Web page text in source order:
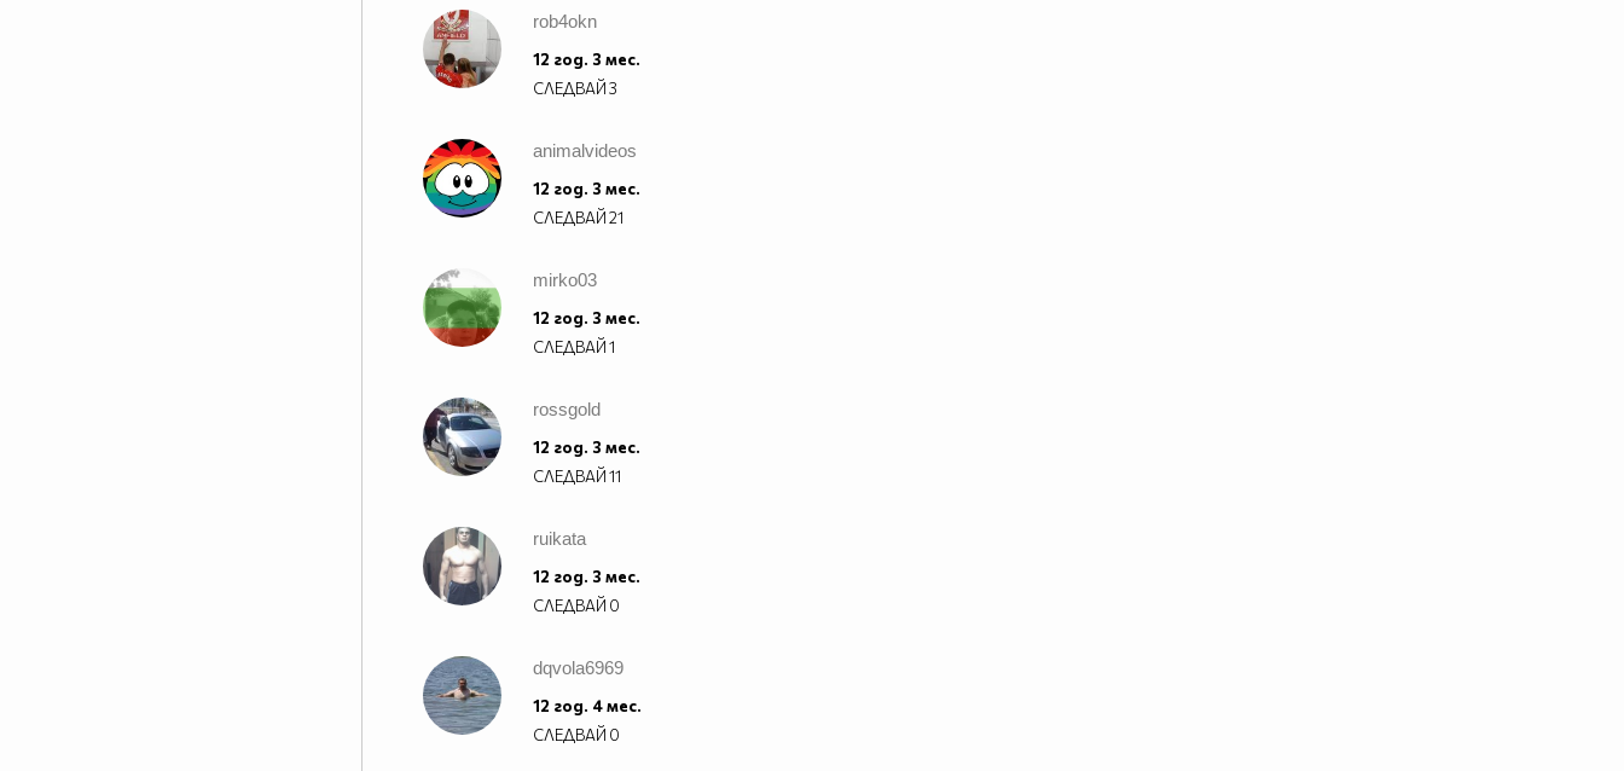
rob4okn
12 год. 3 мес.
СЛЕДВАЙ3
animalvideos
12 год. 3 мес.
СЛЕДВАЙ21
mirko03
12 год. 3 мес.
СЛЕДВАЙ1
rossgold
12 год. 3 мес.
СЛЕДВАЙ11
ruikata
12 год. 3 мес.
СЛЕДВАЙ 0
dqvola6969
12 год. 4 мес.
СЛЕДВАЙ 0